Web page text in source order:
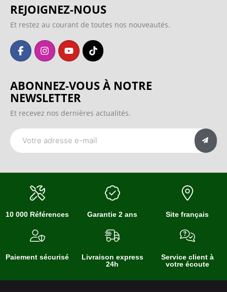
REJOIGNEZ-NOUS
Et restez au courant de toutes nos nouveautés.
ABONNEZ-VOUS À NOTRE
NEWSLETTER
Et recevez nos dernières actualités.
10 000 Références Garantie 2 ans Site français
Paiement sécurisé
Livraison express
24h
Service client à
votre écoute